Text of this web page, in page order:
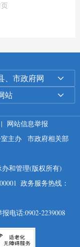
、市政府网
站
| 网站信息举报
主办
市政府相关部
和管理(版权所有)
政务服务热线：
报电话:0902-2239008